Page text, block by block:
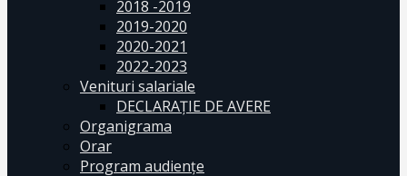
2018 -2019
2019-2020
2020-2021
2022-2023
Venituri salariale
DECLARAŢIE DE AVERE
Organigrama
Orar
Program audiențe